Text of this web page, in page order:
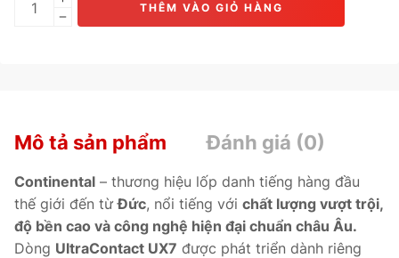
THÊM VÀO GIỎ HÀNG
Mô tả sản phẩm Đánh giá (0)
Continental – thương hiệu lốp danh tiếng hàng đầu
thế giới đến từĐức, nổi tiếng với chất lượng vượt trội,
độ bền cao và công nghệ hiện đại chuẩn châu Âu.
Dòng UltraContact UX7 được phát triển dành riêng